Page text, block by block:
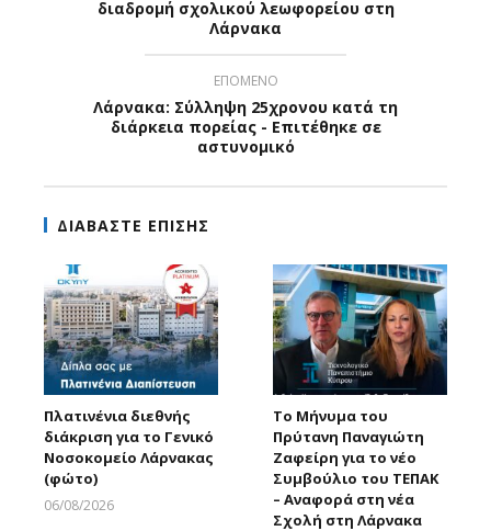
διαδρομή σχολικού λεωφορείου στη
Λάρνακα
ΕΠΟΜΕΝΟ
Λάρνακα: Σύλληψη 25χρονου κατά τη
διάρκεια πορείας - Επιτέθηκε σε
αστυνομικό
ΔΙΑΒΑΣΤΕ ΕΠΙΣΗΣ
Πλατινένια διεθνής
διάκριση για το Γενικό
Νοσοκομείο Λάρνακας
(φώτο)
06/08/2026
Το Μήνυμα του
Πρύτανη Παναγιώτη
Ζαφείρη για το νέο
Συμβούλιο του ΤΕΠΑΚ
– Αναφορά στη νέα
Σχολή στη Λάρνακα